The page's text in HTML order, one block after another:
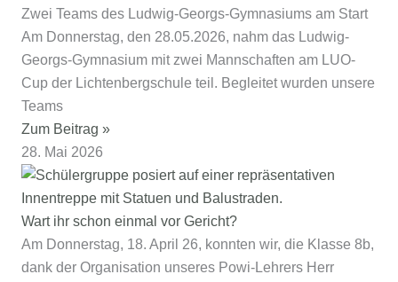
Zwei Teams des Ludwig-Georgs-Gymnasiums am Start
Am Donnerstag, den 28.05.2026, nahm das Ludwig-
Georgs-Gymnasium mit zwei Mannschaften am LUO-
Cup der Lichtenbergschule teil. Begleitet wurden unsere
Teams
Zum Beitrag »
28. Mai 2026
Wart ihr schon einmal vor Gericht?
Am Donnerstag, 18. April 26, konnten wir, die Klasse 8b,
dank der Organisation unseres Powi-Lehrers Herr